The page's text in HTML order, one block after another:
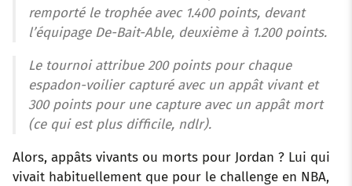
remporté le trophée avec 1.400 points, devant
l’équipage De-Bait-Able, deuxième à 1.200 points.
Le tournoi attribue 200 points pour chaque
espadon-voilier capturé avec un appât vivant et
300 points pour une capture avec un appât mort
(ce qui est plus difficile, ndlr).
Alors, appâts vivants ou morts pour Jordan ? Lui qui
vivait habituellement que pour le challenge en NBA,